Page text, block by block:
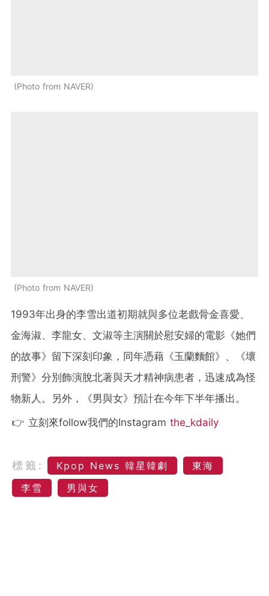
Photo from NAVER
Photo from NAVER
1993年出身的李雪出道初期就與多位老戲骨金喜愛、
金海淑、李龍女、文淑等主演關於慰安婦的電影《她們
的故事》留下深刻印象，同年憑藉《玉蘭麵館》、《壞
刑警》分別飾演脫北著與天才精神病患者，迅速成為怪
物新人。 另外，《男與女》預計在今年下半年播出。
👉 立刻來follow我們的Instagram the_kdaily
標籤: Kpop News 韓星韓劇
東海
李雪
男與女